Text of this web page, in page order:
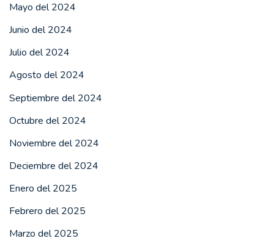
Mayo del 2024
Junio del 2024
Julio del 2024
Agosto del 2024
Septiembre del 2024
Octubre del 2024
Noviembre del 2024
Deciembre del 2024
Enero del 2025
Febrero del 2025
Marzo del 2025